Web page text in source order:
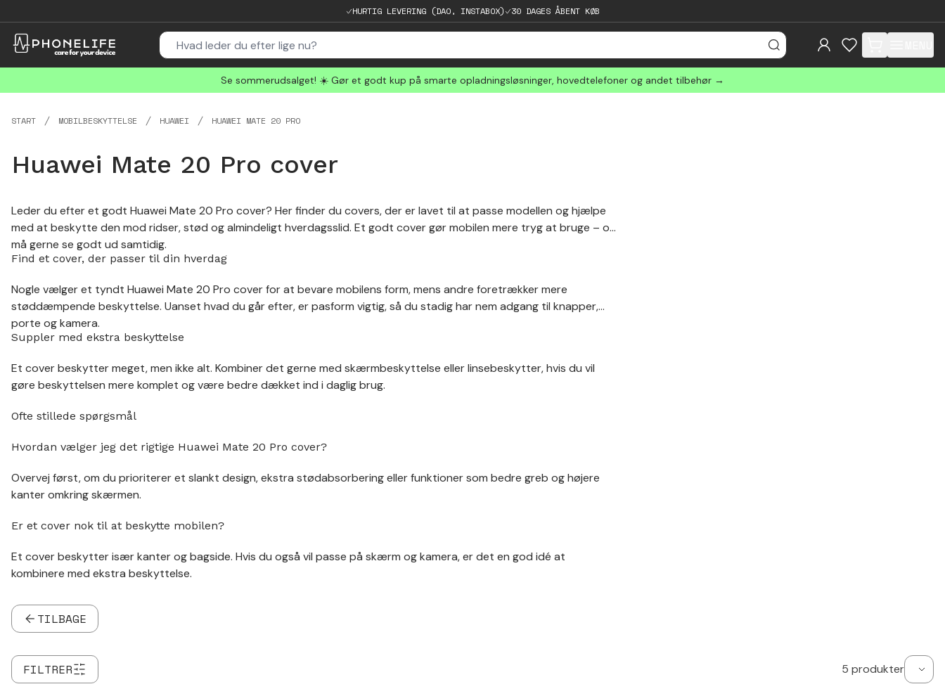
HURTIG LEVERING (DAO, INSTABOX) 30 DAGES ÅBENT KØB
items in cart, view
Se sommerudsalget! ☀️ Gør et godt kup på smarte opladningsløsninger, hovedtelefoner og andet tilbehør →
START MOBILBESKYTTELSE HUAWEI HUAWEI MATE 20 PRO
Huawei Mate 20 Pro cover
Leder du efter et godt Huawei Mate 20 Pro cover? Her finder du covers, der er lavet til at passe modellen og hjælpe
med at beskytte den mod ridser, stød og almindeligt hverdagsslid. Et godt cover gør mobilen mere tryg at bruge – og
må gerne se godt ud samtidig.
Find et cover, der passer til din hverdag
Nogle vælger et tyndt Huawei Mate 20 Pro cover for at bevare mobilens form, mens andre foretrækker mere
støddæmpende beskyttelse. Uanset hvad du går efter, er pasform vigtig, så du stadig har nem adgang til knapper,
porte og kamera.
Suppler med ekstra beskyttelse
Et cover beskytter meget, men ikke alt. Kombiner det gerne med skærmbeskyttelse eller linsebeskytter, hvis du vil
gøre beskyttelsen mere komplet og være bedre dækket ind i daglig brug.
Ofte stillede spørgsmål
Hvordan vælger jeg det rigtige Huawei Mate 20 Pro cover?
Overvej først, om du prioriterer et slankt design, ekstra stødabsorbering eller funktioner som bedre greb og højere
kanter omkring skærmen.
Er et cover nok til at beskytte mobilen?
Et cover beskytter især kanter og bagside. Hvis du også vil passe på skærm og kamera, er det en god idé at
kombinere med ekstra beskyttelse.
TILBAGE
FILTRER 5 produkter